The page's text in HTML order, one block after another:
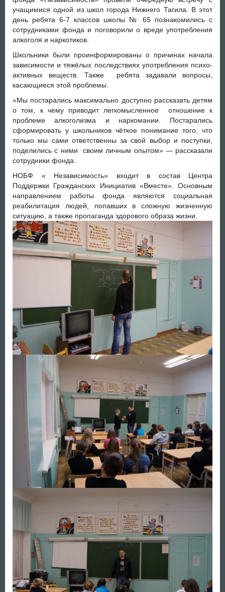
учащимися одной из школ города Нижнего Тагила. В этот
день ребята 6-7 классов школы № 65 познакомились с
сотрудниками фонда и поговорили о вреде употребления
алкоголя и наркотиков.
Школьники были проинформированы о причинах начала
зависимости и тяжёлых последствиях употребления психо-
активных веществ. Также ребята задавали вопросы,
касающиеся этой проблемы.
«Мы постарались максимально доступно рассказать детям
о том, к чему приводит легкомысленное отношение к
проблеме алкоголизма и наркомании. Постарались
сформировать у школьников чёткое понимание того, что
только мы сами ответственны за свой выбор и поступки,
поделились с ними своим личным опытом» — рассказали
сотрудники фонда.
НОБФ « Независимость» входит в состав Центра
Поддержки Гражданских Инициатив «Вместе». Основным
направлением работы фонда являются социальная
реабилитация людей, попавших в сложную жизненную
ситуацию, а также пропаганда здорового образа жизни.